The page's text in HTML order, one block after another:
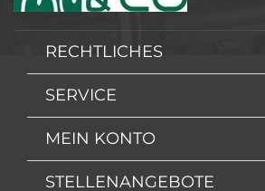
RECHTLICHES
SERVICE
MEIN KONTO
STELLENANGEBOTE